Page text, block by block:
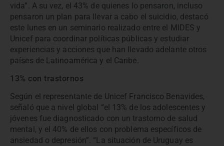
vida”. A su vez, el 43% de quienes lo pensaron, incluso
pensaron un plan para llevar a cabo el suicidio, destacó
este lunes en un seminario realizado entre el MIDES y
Unicef para coordinar políticas públicas y estudiar
experiencias y acciones que han llevado adelante otros
países de Latinoamérica y el Caribe.
13% con trastornos
Según el representante de Unicef Francisco Benavides,
señaló que a nivel global “el 13% de los adolescentes y
jóvenes fue diagnosticado con un trastorno de salud
mental, y el 40% de ellos con problema específicos de
ansiedad o depresión”. “La situación de Uruguay es